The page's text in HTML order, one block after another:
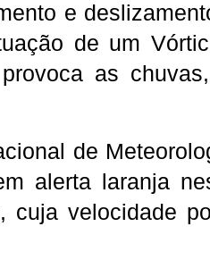
e
de um
as
de
alerta laranja
cuja velocidade